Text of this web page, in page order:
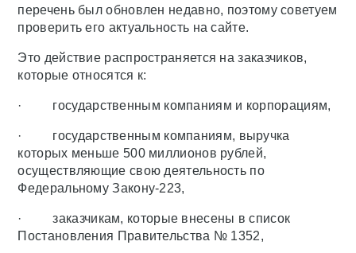
перечень был обновлен недавно, поэтому советуем
проверить его актуальность на сайте.
Это действие распространяется на заказчиков,
которые относятся к:
· государственным компаниям и корпорациям,
· государственным компаниям, выручка
которых меньше 500 миллионов рублей,
осуществляющие свою деятельность по
Федеральному Закону-223,
· заказчикам, которые внесены в список
Постановления Правительства № 1352,